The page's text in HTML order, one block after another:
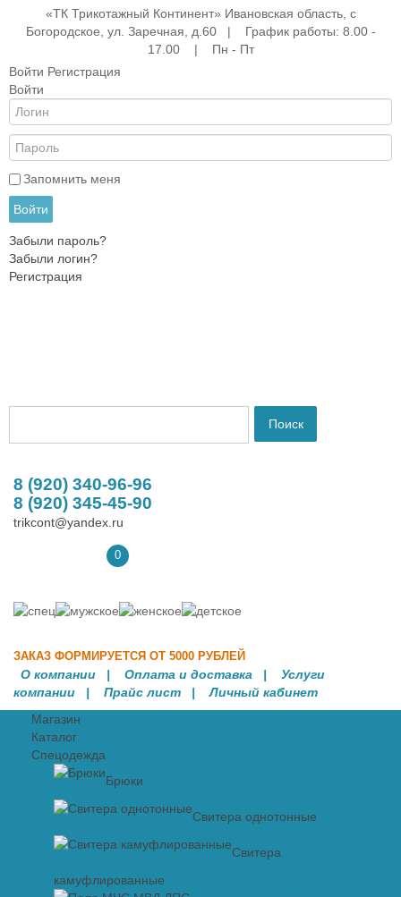
«ТК Трикотажный Континент» Ивановская область, с
Богородское, ул. Заречная, д.60 | График работы: 8.00 -
17.00 | Пн - Пт
Войти Регистрация
Войти
Запомнить меня
Войти
Забыли пароль?
Забыли логин?
Регистрация
8 (920) 340-96-96
8 (920) 345-45-90
trikcont@yandex.ru
0
ЗАКАЗ ФОРМИРУЕТСЯ ОТ 5000 РУБЛЕЙ
О компании | Оплата и доставка | Услуги
компании | Прайс лист |Личный кабинет
Магазин
Каталог
Спецодежда
Брюки
Свитера однотонные
Свитера
камуфлированные